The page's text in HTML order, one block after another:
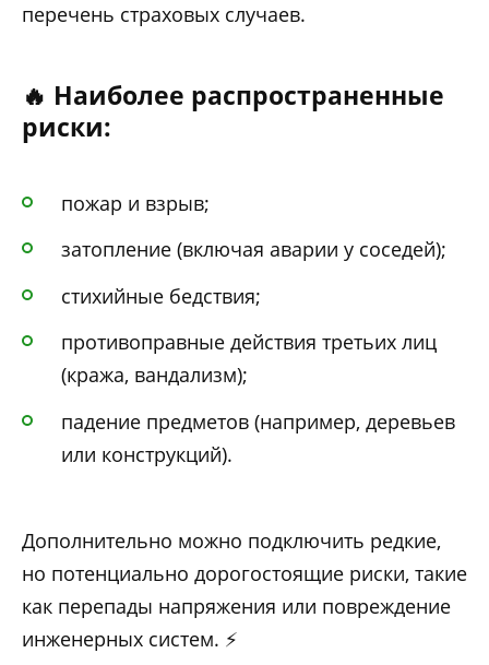
перечень страховых случаев.
🔥 Наиболее распространенные
риски:
пожар и взрыв;
затопление (включая аварии у соседей);
стихийные бедствия;
противоправные действия третьих лиц
(кража, вандализм);
падение предметов (например, деревьев
или конструкций).
Дополнительно можно подключить редкие,
но потенциально дорогостоящие риски, такие
как перепады напряжения или повреждение
инженерных систем. ⚡